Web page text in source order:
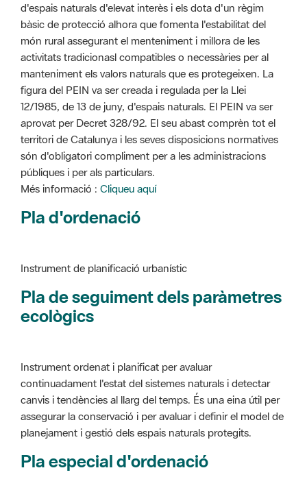
activitats tradicionasl compatibles o necessàries per al
manteniment els valors naturals que es protegeixen. La
figura del PEIN va ser creada i regulada per la Llei
12/1985, de 13 de juny, d'espais naturals. El PEIN va ser
aprovat per Decret 328/92. El seu abast comprèn tot el
territori de Catalunya i les seves disposicions normatives
són d'obligatori compliment per a les administracions
públiques i per als particulars.
Més informació :Cliqueu aquí
Pla d'ordenació
Instrument de planificació urbanístic
ecològics
Instrument ordenat i planificat per avaluar
assegurar la conservació i per avaluar i definir el model de
planejament i gestió dels espais naturals protegits.
Pla especial d'ordenació
Instrument de planificació urbanístic